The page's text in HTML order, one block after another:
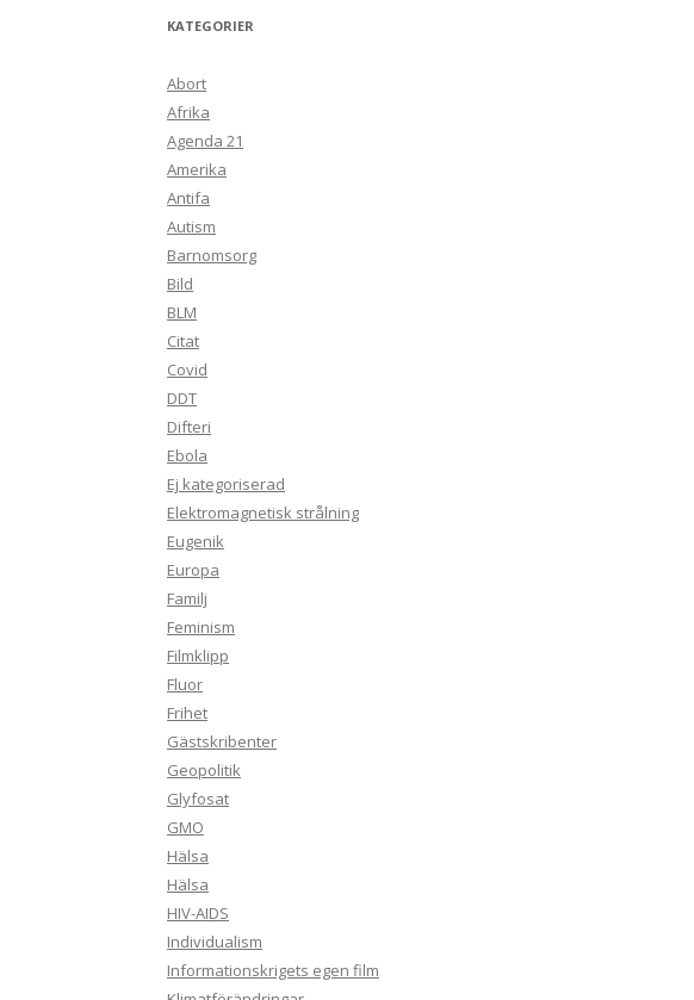
KATEGORIER
Abort
Afrika
Agenda 21
Amerika
Antifa
Autism
Barnomsorg
Bild
BLM
Citat
Covid
DDT
Difteri
Ebola
Ej kategoriserad
Elektromagnetisk strålning
Eugenik
Europa
Familj
Feminism
Filmklipp
Fluor
Frihet
Gästskribenter
Geopolitik
Glyfosat
GMO
Hälsa
Hälsa
HIV-AIDS
Individualism
Informationskrigets egen film